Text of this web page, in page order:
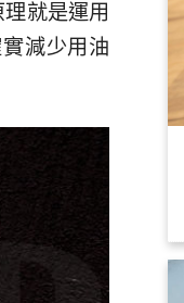
理就是運用
減少用油